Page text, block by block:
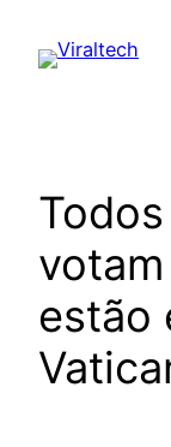
para
estão